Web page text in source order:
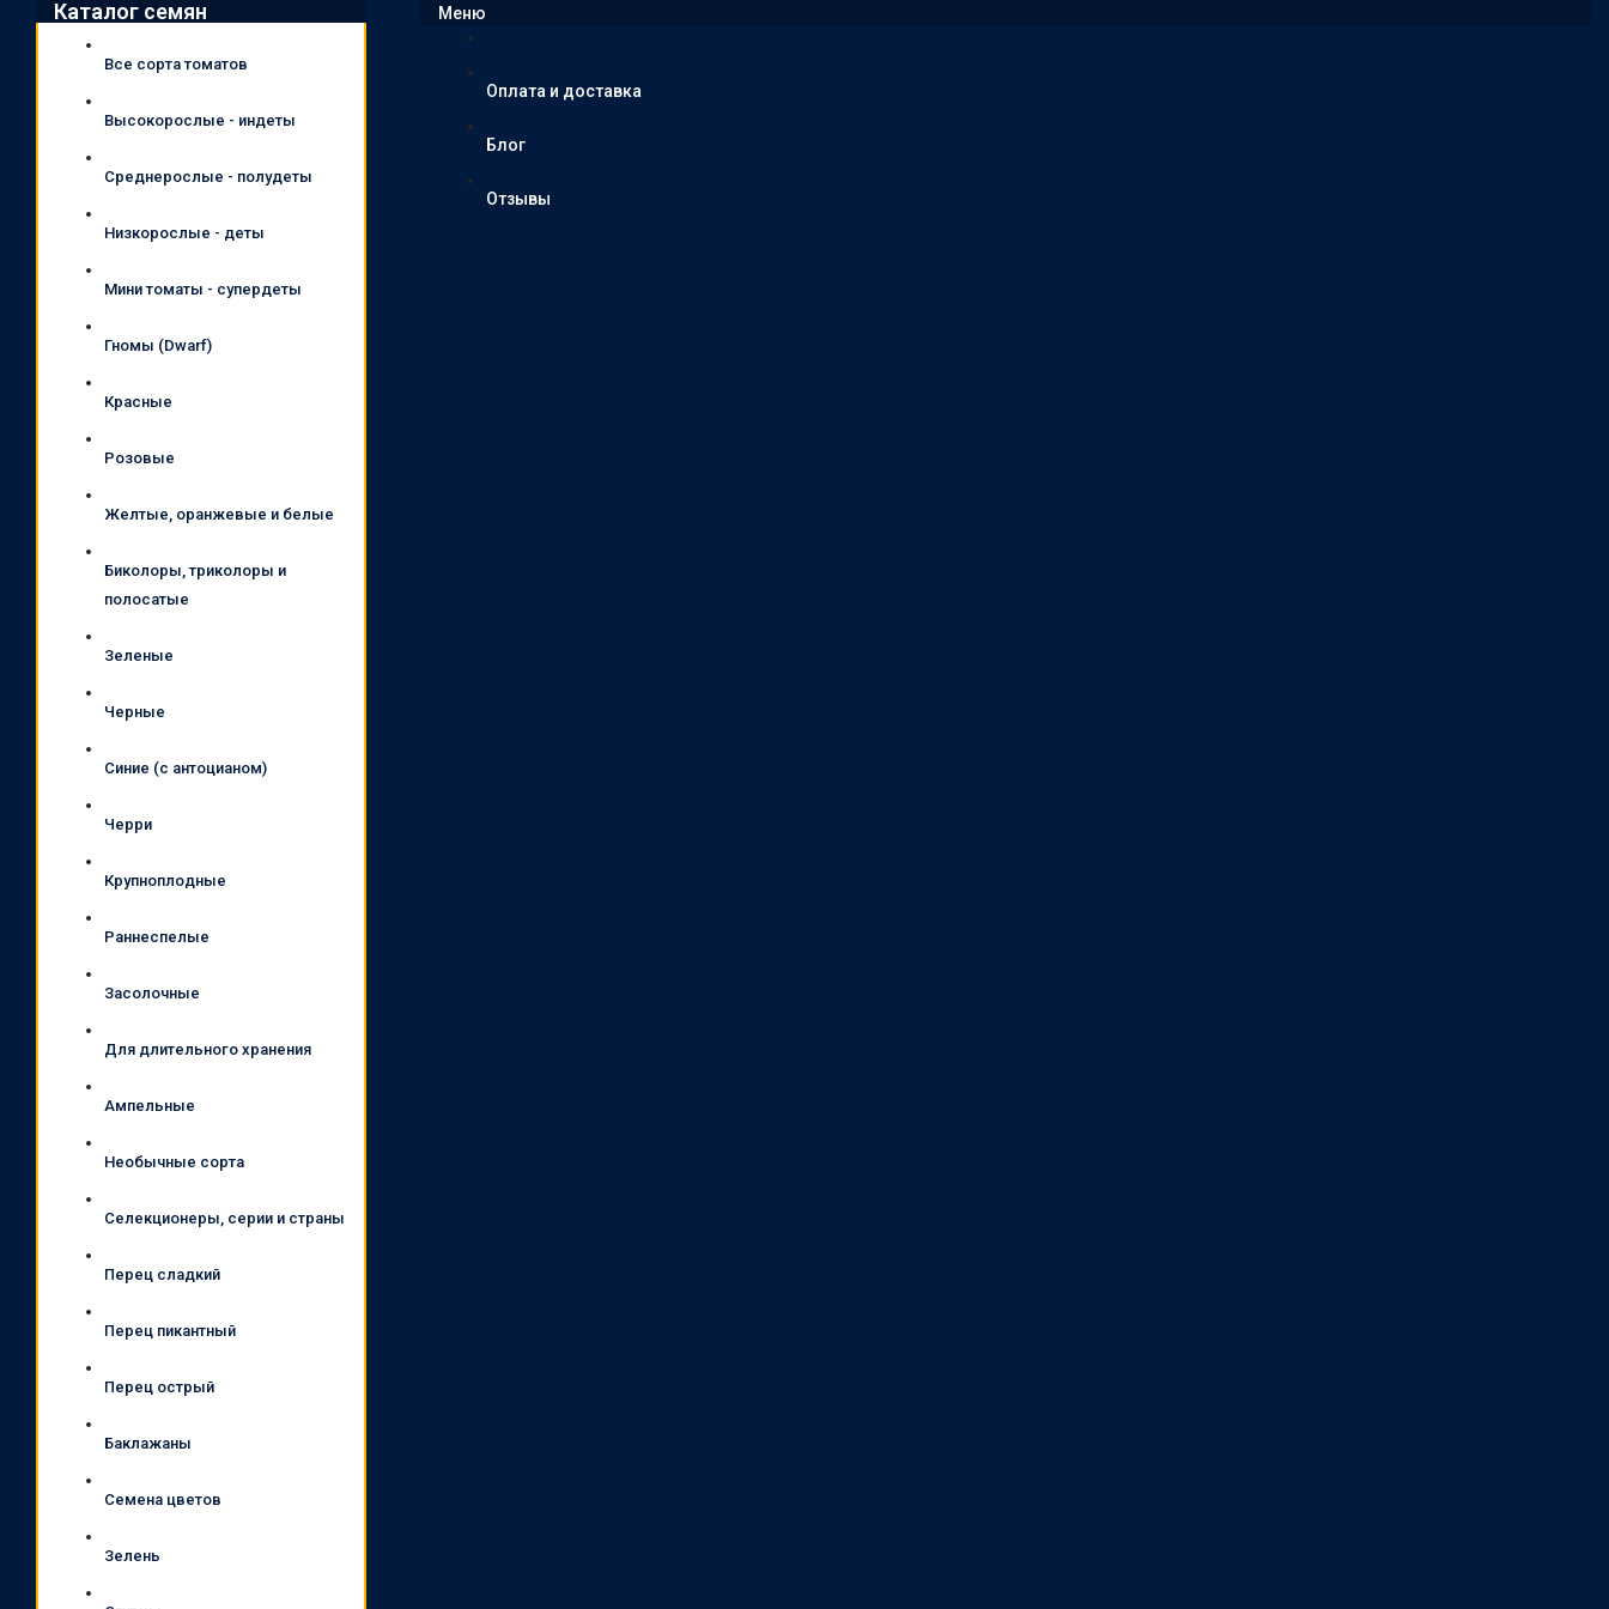
Каталог семян
Все сорта томатов
Высокорослые - индеты
Среднерослые - полудеты
Низкорослые - деты
Мини томаты - супердеты
Гномы (Dwarf)
Красные
Розовые
Желтые, оранжевые и белые
Биколоры, триколоры и
полосатые
Зеленые
Черные
Синие (с антоцианом)
Черри
Крупноплодные
Раннеспелые
Засолочные
Для длительного хранения
Ампельные
Необычные сорта
Селекционеры, серии и страны
Перец сладкий
Перец пикантный
Перец острый
Баклажаны
Семена цветов
Зелень
Меню
Оплата и доставка
Блог
Отзывы